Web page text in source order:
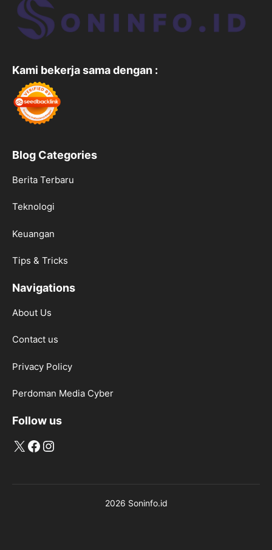
Kami bekerja sama dengan :
Blog Categories
Berita Terbaru
Teknologi
Keuangan
Tips & Tricks
Navigations
About Us
Contact us
Privacy Policy
Perdoman Media Cyber
Follow us
X Facebook
Instagram
2026 Soninfo.id